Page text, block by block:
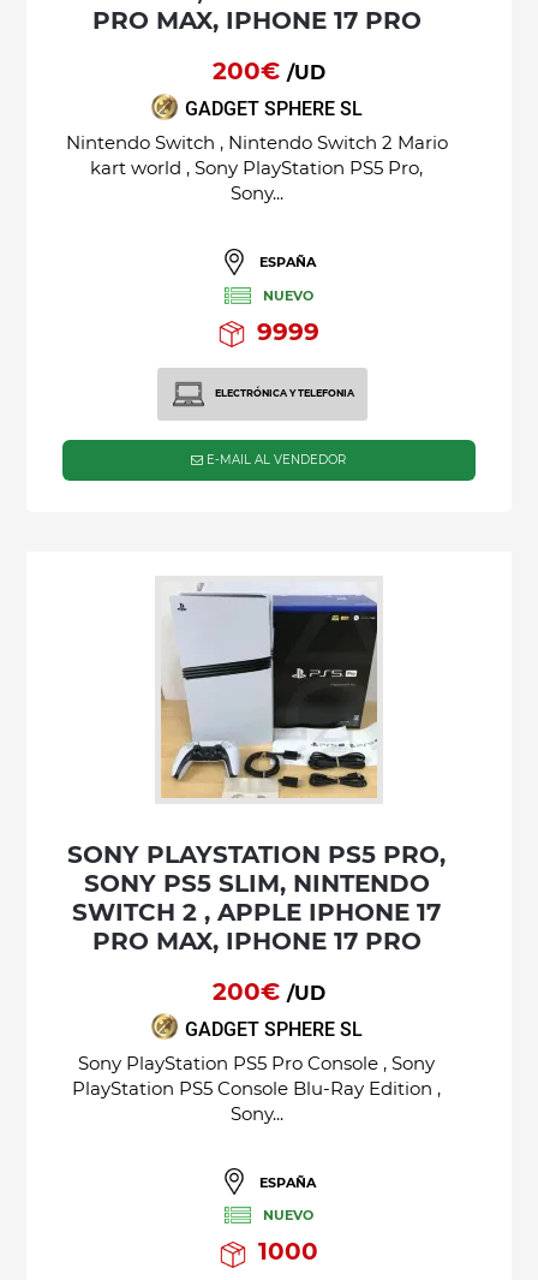
PRO MAX, IPHONE 17 PRO
200€ /UD
GADGET SPHERE SL
Nintendo Switch , Nintendo Switch 2 Mario
kart world , Sony PlayStation PS5 Pro,
Sony...
ESPAÑA
NUEVO
9999
ELECTRÓNICA Y TELEFONIA
E-MAIL AL VENDEDOR
SONY PLAYSTATION PS5 PRO,
SONY PS5 SLIM, NINTENDO
SWITCH 2 , APPLE IPHONE 17
PRO MAX, IPHONE 17 PRO
200€ /UD
GADGET SPHERE SL
Sony PlayStation PS5 Pro Console , Sony
PlayStation PS5 Console Blu-Ray Edition ,
Sony...
ESPAÑA
NUEVO
1000